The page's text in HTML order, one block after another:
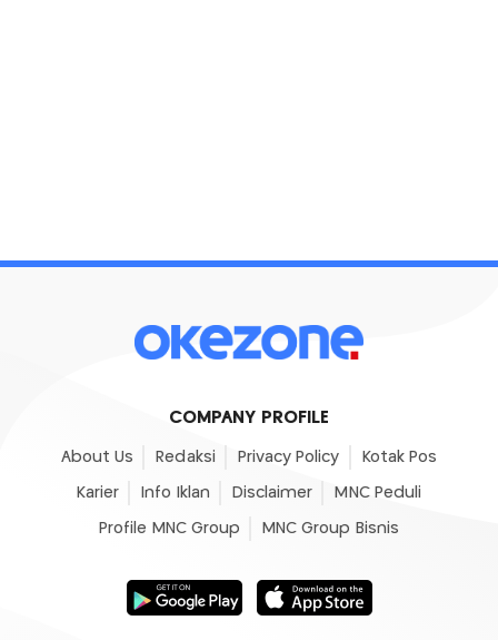
COMPANY PROFILE
About Us Redaksi Privacy Policy Kotak Pos
Karier Info Iklan Disclaimer MNC Peduli
Profile MNC Group MNC Group Bisnis